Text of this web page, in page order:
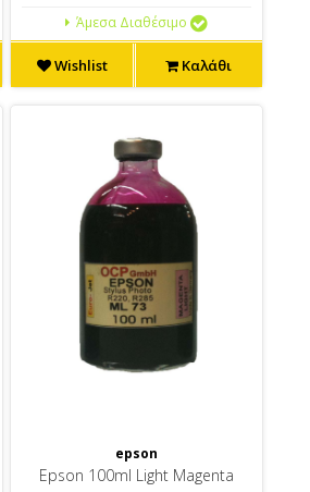
Άμεσα Διαθέσιμο
Wishlist Καλάθι
epson
Epson 100ml Light Magenta